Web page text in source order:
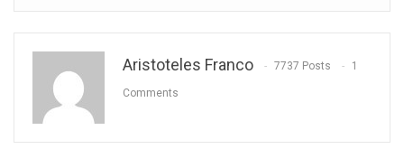
Aristoteles Franco 7737 Posts 1
Comments